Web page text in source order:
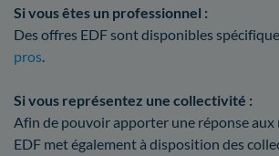
Si vous êtes un professionnel :
Des offres EDF sont disponibles
pros.
Si vous représentez une collectivité :
Afin de pouvoir apporter une réponse aux
EDF met également à disposition des